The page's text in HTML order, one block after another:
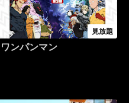
見放題
ワンパンマン